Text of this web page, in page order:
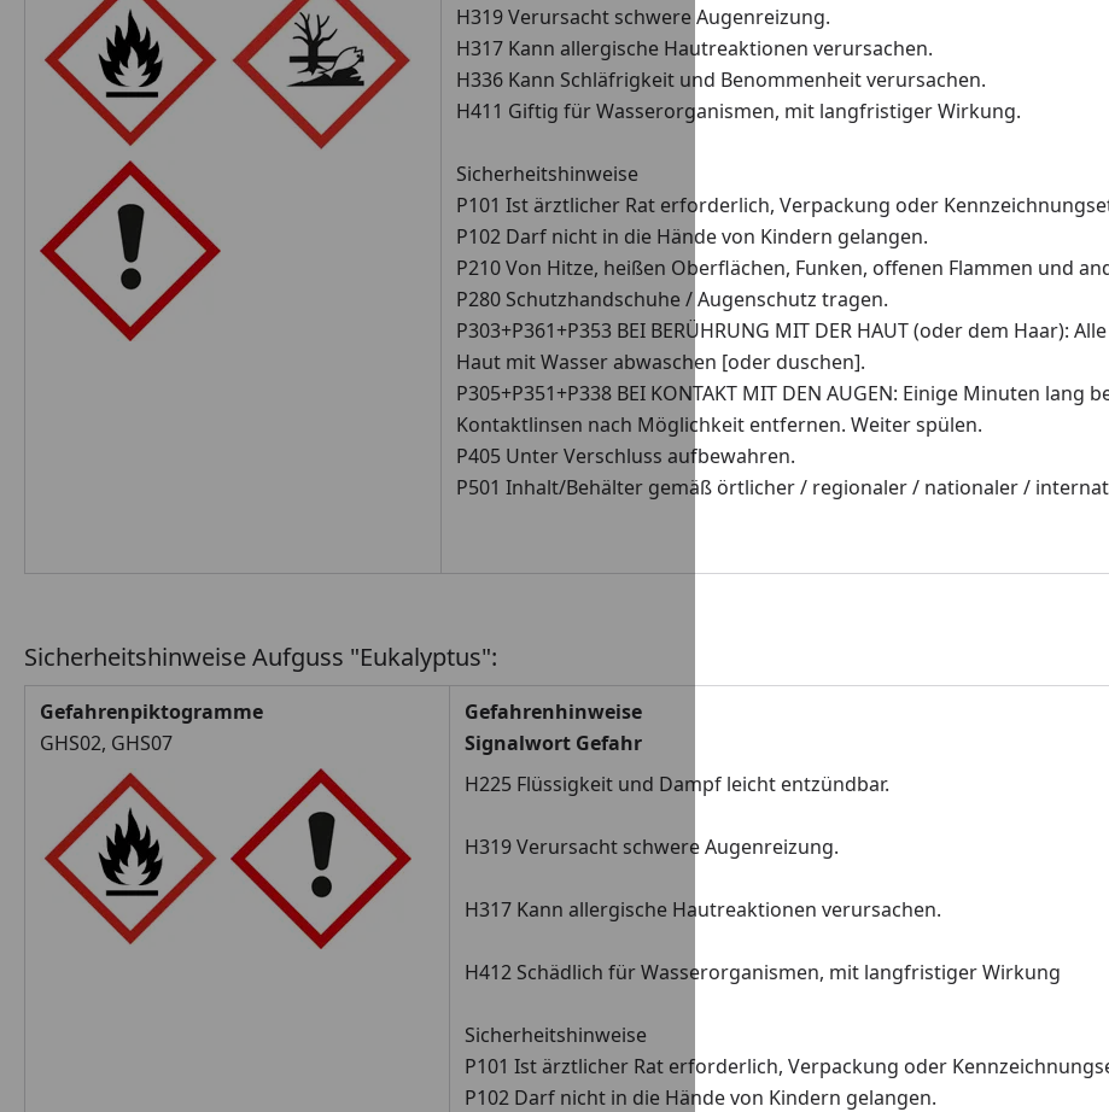
H319 Verursacht schwere Augenreizung.
H317 Kann allergische Hautreaktionen verursachen.
H336 Kann Schläfrigkeit und Benommenheit verursachen.
H411 Giftig für Wasserorganismen, mit langfristiger Wirkung.
Sicherheitshinweise
P101 Ist ärztlicher Rat erforderlich, Verpackung oder
P102 Darf nicht in die Hände von Kindern gelangen.
P210 Von Hitze, heißen Oberflächen, Funken, offenen Flammen und
P280 Schutzhandschuhe / Augenschutz tragen.
P303+P361+P353 BEI BERÜHRUNG MIT DER HAUT (oder dem Haar):
Haut mit Wasser abwaschen [oder duschen].
P305+P351+P338 BEI KONTAKT MIT DEN AUGEN: Einige Minuten
Kontaktlinsen nach Möglichkeit entfernen. Weiter spülen.
P405 Unter Verschluss aufbewahren.
P501 Inhalt/Behälter gemäß örtlicher / regionaler / nationaler /
Sicherheitshinweise Aufguss "Eukalyptus":
Gefahrenpiktogramme
GHS02, GHS07
Gefahrenhinweise
Signalwort Gefahr
H225 Flüssigkeit und Dampf leicht entzündbar.
H319 Verursacht schwere Augenreizung.
H317 Kann allergische Hautreaktionen verursachen.
H412 Schädlich für Wasserorganismen, mit langfristiger Wirkung
Sicherheitshinweise
P101 Ist ärztlicher Rat erforderlich, Verpackung oder
P102 Darf nicht in die Hände von Kindern gelangen.